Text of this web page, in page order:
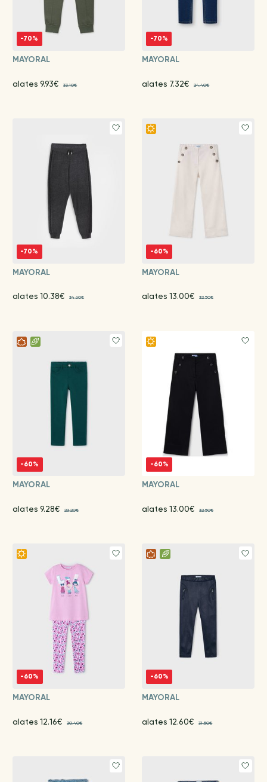
-70%
MAYORAL
alates 9.93€ 33.10€
-70%
MAYORAL
alates 7.32€ 24.40€
-70%
MAYORAL
alates 10.38€ 34.60€
-60%
MAYORAL
alates 13.00€ 32.50€
-60%
MAYORAL
alates 9.28€ 23.20€
-60%
MAYORAL
alates 13.00€ 32.50€
-60%
MAYORAL
alates 12.16€ 30.40€
-60%
MAYORAL
alates 12.60€ 31.50€